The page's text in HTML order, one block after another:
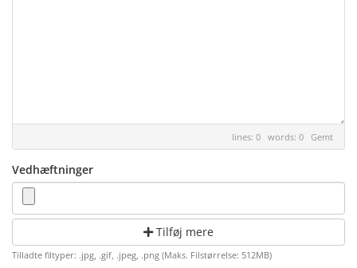
lines: 0 words: 0 Gemt
Vedhæftninger
Tilføj mere
Tilladte filtyper: .jpg, .gif, .jpeg, .png (Maks. Filstørrelse: 512MB)